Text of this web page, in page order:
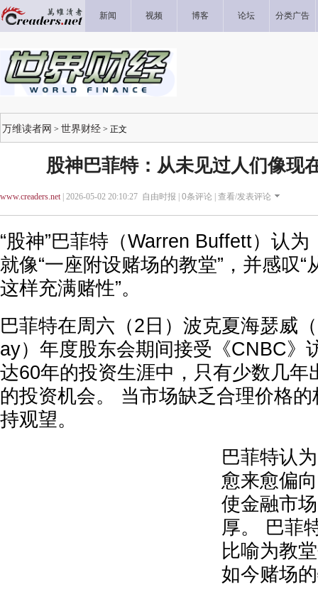
新闻 视频 博客 论坛 分类广告
万维读者网 > 世界财经 > 正文
股神巴菲特：从未见过人们像现
www.creaders.net| 2026-05-02 20:10:27 自由时报 | 0条评论 | 查看/发表评论
“股神”巴菲特（Warren Buffett）认
就像“一座附设赌场的教堂”，并感叹
这样充满赌性”。
巴菲特在周六（2日）波克夏海瑟威
ay）年度股东会期间接受《CNBC》
达60年的投资生涯中，只有少数几年
的投资机会。 当市场缺乏合理价格
持观望。
巴菲特认
愈来愈偏向
使金融市
厚。 巴菲
比喻为教
如今赌场